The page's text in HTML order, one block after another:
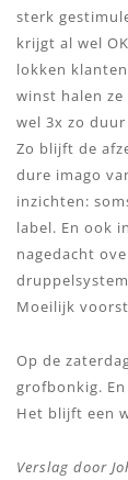
sterk
krijgt al wel
lokken
winst halen ze
wel 3x zo
Zo blijft de
dure imago
inzichten:
label. En ook
nagedacht
Moeilijk
Op de
grofbonkig.
Het blijft een
Verslag door